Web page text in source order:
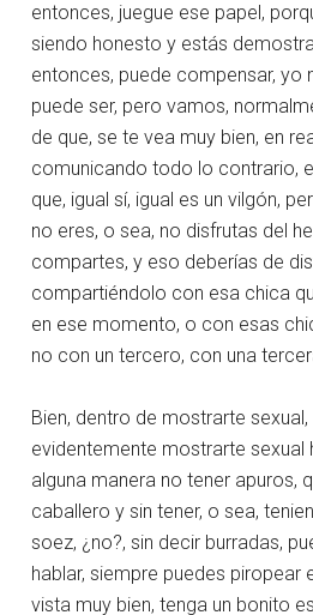
entonces, juegue ese papel,
siendo honesto y estás
entonces, puede compensar, yo
puede ser, pero vamos,
de que, se te vea muy bien, en
comunicando todo lo contrario,
que, igual sí, igual es un vilgón,
no eres, o sea, no disfrutas del
compartes, y eso deberías de
compartiéndolo con esa chica
en ese momento, o con esas
no con un tercero, con una
Bien, dentro de mostrarte
evidentemente mostrarte sexual
alguna manera no tener apuros,
caballero y sin tener, o sea,
soez, ¿no?, sin decir burradas,
hablar, siempre puedes piropear
vista muy bien, tenga un bonito